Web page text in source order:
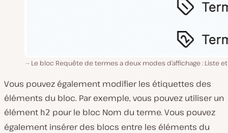
Le bloc Requête de termes a deux modes d’affichage : Liste et
Vous pouvez également modifier les étiquettes des
éléments du bloc. Par exemple, vous pouvez utiliser un
élément h2 pour le bloc Nom du terme. Vous pouvez
également insérer des blocs entre les éléments du